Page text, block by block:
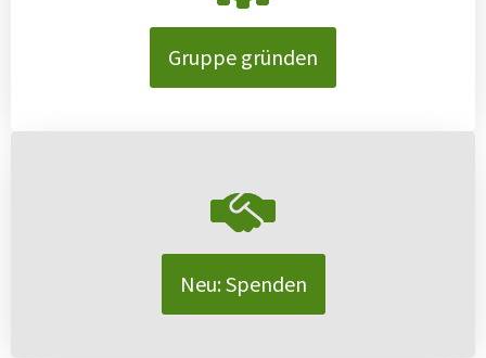
Gruppe gründen
Neu: Spenden